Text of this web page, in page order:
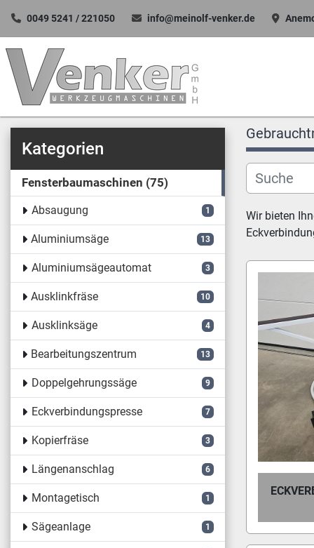
0049 5241 / 221050 info@meinolf-venker.de
Kategorien
Fensterbaumaschinen 75
Absaugung 1
Aluminiumsäge 13
Aluminiumsägeautomat 3
Ausklinkfräse 10
Ausklinksäge 4
Bearbeitungszentrum 13
Doppelgehrungssäge 9
Eckverbindungspresse 7
Kopierfräse 3
Längenanschlag 6
Montagetisch 1
Sägeanlage 1
Wir bieten